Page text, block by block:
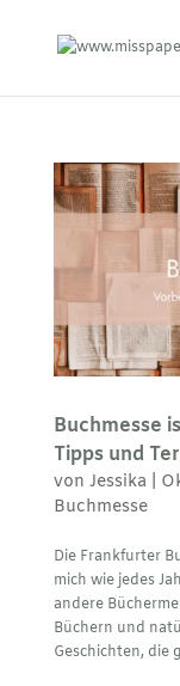
Buchmesse
Tipps und
von Jessika
Buchmesse
Die Frankfurter
mich wie jedes
andere
Büchern und
Geschichten, die